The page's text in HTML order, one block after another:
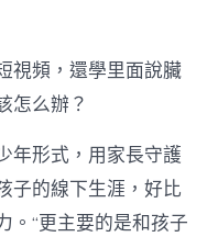
視頻，還學里面說臟
怎么辦？
年形式，用家長守護
子的線下生涯，好比
。“更主要的是和孩子